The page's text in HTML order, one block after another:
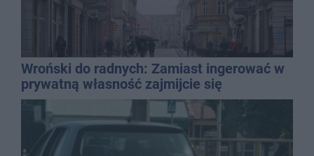
Wroński do radnych: Zamiast ingerować w
prywatną własność zajmijcie się
gospodarką